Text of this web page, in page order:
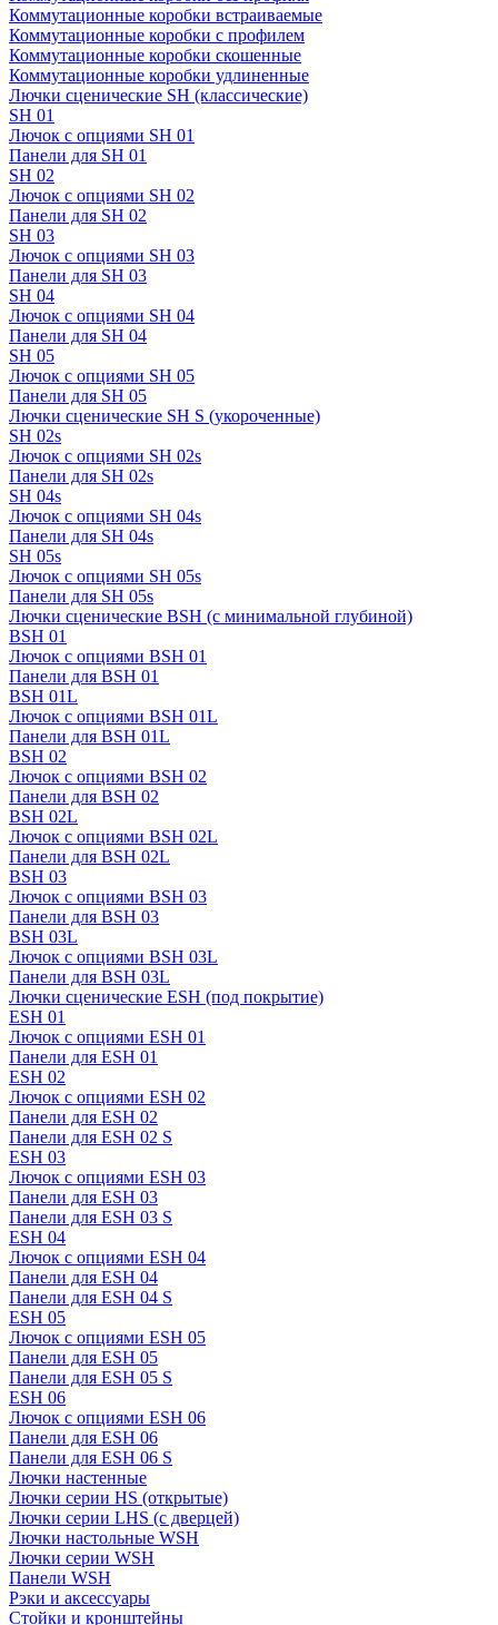
Коммутационные коробки встраиваемые
Коммутационные коробки с профилем
Коммутационные коробки скошенные
Коммутационные коробки удлиненные
Лючки сценические SH (классические)
SH 01
Лючок с опциями SH 01
Панели для SH 01
SH 02
Лючок с опциями SH 02
Панели для SH 02
SH 03
Лючок с опциями SH 03
Панели для SH 03
SH 04
Лючок с опциями SH 04
Панели для SH 04
SH 05
Лючок с опциями SH 05
Панели для SH 05
Лючки сценические SH S (укороченные)
SH 02s
Лючок с опциями SH 02s
Панели для SH 02s
SH 04s
Лючок с опциями SH 04s
Панели для SH 04s
SH 05s
Лючок с опциями SH 05s
Панели для SH 05s
Лючки сценические BSH (с минимальной глубиной)
BSH 01
Лючок с опциями BSH 01
Панели для BSH 01
BSH 01L
Лючок с опциями BSH 01L
Панели для BSH 01L
BSH 02
Лючок с опциями BSH 02
Панели для BSH 02
BSH 02L
Лючок с опциями BSH 02L
Панели для BSH 02L
BSH 03
Лючок с опциями BSH 03
Панели для BSH 03
BSH 03L
Лючок с опциями BSH 03L
Панели для BSH 03L
Лючки сценические ESH (под покрытие)
ESH 01
Лючок с опциями ESH 01
Панели для ESH 01
ESH 02
Лючок с опциями ESH 02
Панели для ESH 02
Панели для ESH 02 S
ESH 03
Лючок с опциями ESH 03
Панели для ESH 03
Панели для ESH 03 S
ESH 04
Лючок с опциями ESH 04
Панели для ESH 04
Панели для ESH 04 S
ESH 05
Лючок с опциями ESH 05
Панели для ESH 05
Панели для ESH 05 S
ESH 06
Лючок с опциями ESH 06
Панели для ESH 06
Панели для ESH 06 S
Лючки настенные
Лючки серии HS (открытые)
Лючки серии LHS (с дверцей)
Лючки настольные WSH
Лючки серии WSH
Панели WSH
Рэки и аксессуары
Стойки и кронштейны